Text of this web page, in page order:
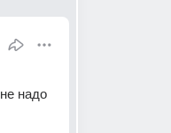
надо